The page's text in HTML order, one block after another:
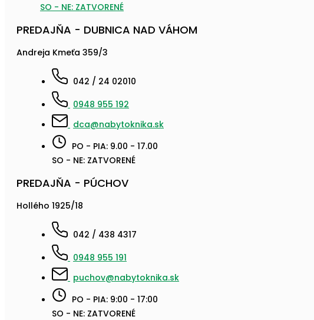
SO - NE: ZATVORENÉ
PREDAJŇA - DUBNICA NAD VÁHOM
Andreja Kmeťa 359/3
042 / 24 02010
0948 955 192
dca@nabytoknika.sk
PO - PIA: 9.00 - 17.00
SO - NE: ZATVORENÉ
PREDAJŇA - PÚCHOV
Hollého 1925/18
042 / 438 4317
0948 955 191
puchov@nabytoknika.sk
PO - PIA: 9:00 - 17:00
SO - NE: ZATVORENÉ